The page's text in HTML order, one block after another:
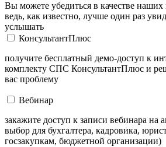
Вы можете убедиться в качестве наших
ведь, как известно, лучше один раз
услышать
КонсультантПлюс
получите бесплатный демо-доступ к
комплекту СПС КонсультантПлюс и
вас проблему
Вебинар
закажите доступ к записи вебинара на
выбор для бухгалтера, кадровика,
госзакупкам, бюджетной организации)